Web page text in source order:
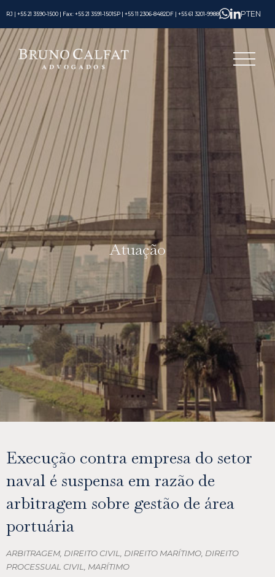
RJ | +55 21 3590-1500 | Fax: +55 21 3591-1501SP | +55 11 2306-8482 DF | +55 61 3201-9988 PTEN
Atuação
Execução contra empresa do setor
naval é suspensa em razão de
arbitragem sobre gestão de área
portuária
ARBITRAGEM DIREITO CIVIL DIREITO MARÍTIMO DIREITO
PROCESSUAL CIVIL
MARÍTIMO